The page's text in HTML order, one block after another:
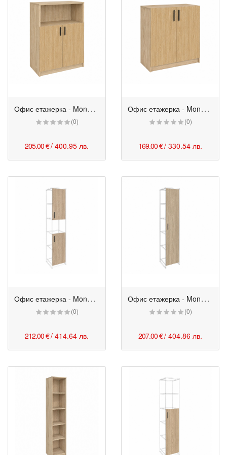
О
фис етажерка - Monaco 2/3 врати 80/40/120h см бряст
(0)
205.00 €/ 400.95 лв.
О
фис етажерка - Monaco с цели врати 80/40/85h см бряст
(0)
169.00 €/ 330.54 лв.
О
фис етажерка - Monaco с врати, частично открита 42/40/200h см бряст
(0)
212.00 €/ 414.64 лв.
О
фис етажерка - Monaco с цяла врата 42/40/200h см бряст
(0)
207.00 €/ 404.86 лв.